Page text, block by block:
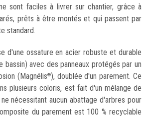
sont faciles à livrer sur chantier, grâce à
prêts à être montés et qui passent par
standard.
d'une ossature en acier robuste et durable
bassin) avec des panneaux protégés par un
(Magnélis®), doublée d'un parement. Ce
plusieurs coloris, est fait d'un mélange de
nécessitant aucun abattage d'arbres pour
du parement est 100 % recyclable